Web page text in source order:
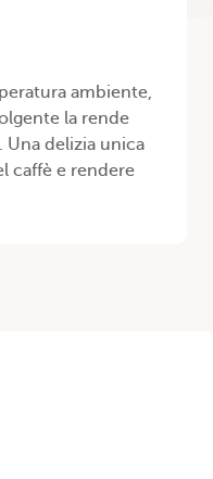
ambiente,
la rende
Una delizia unica
caffè e rendere